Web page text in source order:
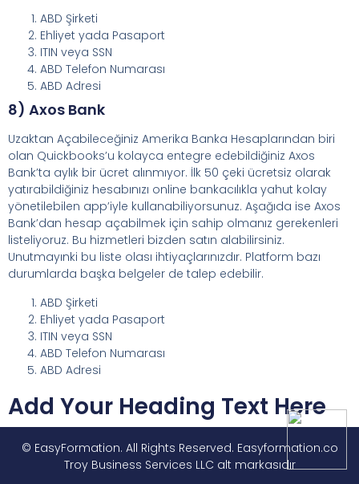
ABD Şirketi
Ehliyet yada Pasaport
ITIN veya SSN
ABD Telefon Numarası
ABD Adresi
8) Axos Bank
Uzaktan Açabileceğiniz Amerika Banka Hesaplarından biri
olan Quickbooks’u kolayca entegre edebildiğiniz Axos
Bank’ta aylık bir ücret alınmıyor. İlk 50 çeki ücretsiz olarak
yatırabildiğiniz hesabınızı online bankacılıkla yahut kolay
yönetilebilen app’iyle kullanabiliyorsunuz. Aşağıda ise Axos
Bank’dan hesap açabilmek için sahip olmanız gerekenleri
listeliyoruz. Bu hizmetleri bizden satın alabilirsiniz.
Unutmayınki bu liste olası ihtiyaçlarınızdır. Platform bazı
durumlarda başka belgeler de talep edebilir.
ABD Şirketi
Ehliyet yada Pasaport
ITIN veya SSN
ABD Telefon Numarası
ABD Adresi
Add Your Heading Text Here
© EasyFormation. All Rights Reserved. Easyformation.co
Troy Business Services LLC alt markasıdır